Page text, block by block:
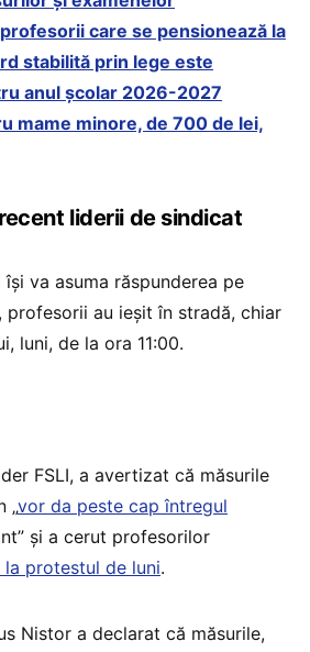
care se pensionează la
stabilită prin lege este
anul școlar 2026-2027
mame minore, de 700 de lei,
liderii de sindicat
va asuma răspunderea pe
profesorii au ieșit în stradă, chiar
luni, de la ora 11:00.
FSLI, a avertizat că măsurile
„vor da peste cap întregul
și a cerut profesorilor
la protestul de luni.
Nistor a declarat că măsurile,